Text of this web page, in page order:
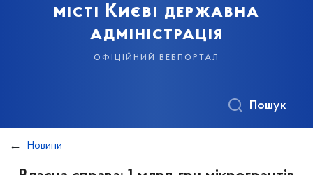
місті Києві державна
адміністрація
офіційний вебпортал
Пошук
Новини